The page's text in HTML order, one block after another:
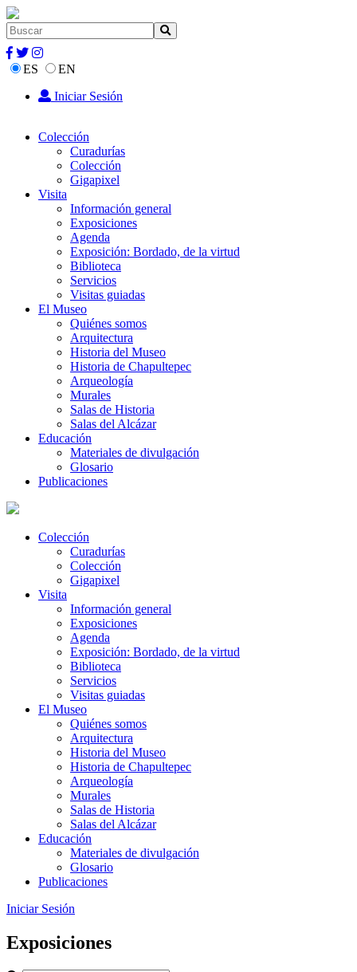
ES
EN
Iniciar Sesión
Colección
Curadurías
Colección
Gigapixel
Visita
Información general
Exposiciones
Agenda
Exposición: Bordado, de la virtud
Biblioteca
Servicios
Visitas guiadas
El Museo
Quiénes somos
Arquitectura
Historia del Museo
Historia de Chapultepec
Arqueología
Murales
Salas de Historia
Salas del Alcázar
Educación
Materiales de divulgación
Glosario
Publicaciones
Colección
Curadurías
Colección
Gigapixel
Visita
Información general
Exposiciones
Agenda
Exposición: Bordado, de la virtud
Biblioteca
Servicios
Visitas guiadas
El Museo
Quiénes somos
Arquitectura
Historia del Museo
Historia de Chapultepec
Arqueología
Murales
Salas de Historia
Salas del Alcázar
Educación
Materiales de divulgación
Glosario
Publicaciones
Iniciar Sesión
Exposiciones